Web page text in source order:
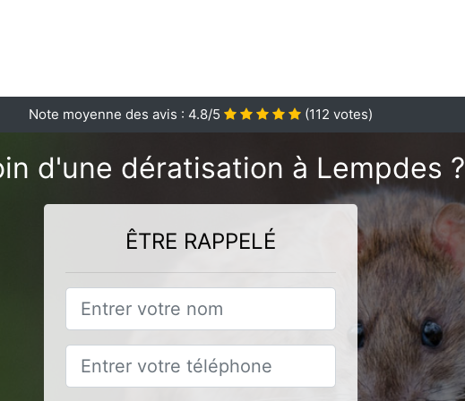
Note moyenne des avis : 4.8/5 (112 votes)
d'une dératisation à Lempdes ?
ÊTRE RAPPELÉ